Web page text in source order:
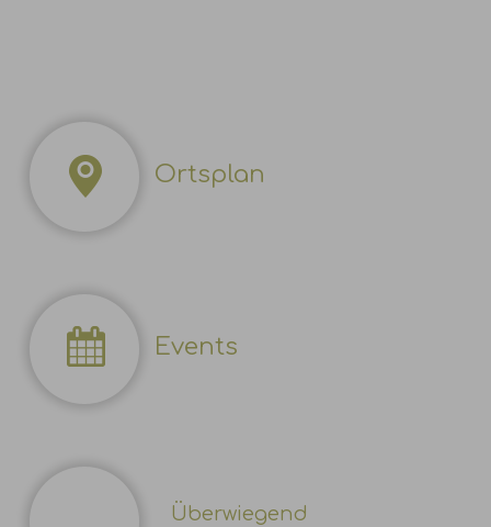
Ortsplan
Events
Überwiegend